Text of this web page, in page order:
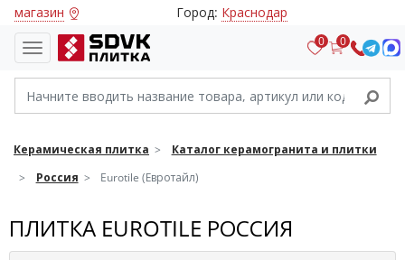
магазин Город: Краснодар
0 0
Керамическая плитка
Каталог керамогранита и плитки
Россия
Eurotile (Евротайл)
ПЛИТКА EUROTILE РОССИЯ